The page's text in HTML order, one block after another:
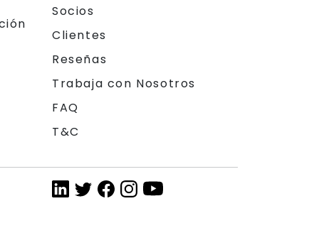
Socios
Clientes
Reseñas
Trabaja con Nosotros
FAQ
T&C